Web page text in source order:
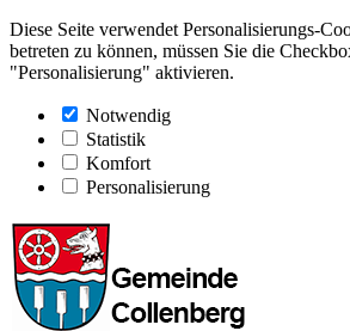
Diese Seite verwendet Personalisierungs-
betreten zu können, müssen Sie die
"Personalisierung" aktivieren.
Notwendig
Statistik
Komfort
Personalisierung